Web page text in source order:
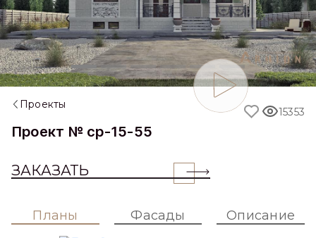
Проекты
Проект № cp-15-55
ЗАКАЗАТЬ
15353
Планы Фасады Описание